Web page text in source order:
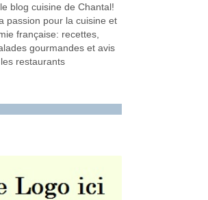
blog cuisine de Chantal!
passion pour la cuisine et
française: recettes,
gourmandes et avis
restaurants